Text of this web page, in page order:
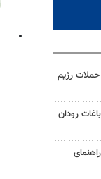
رژیم
هکتار باغات رودان